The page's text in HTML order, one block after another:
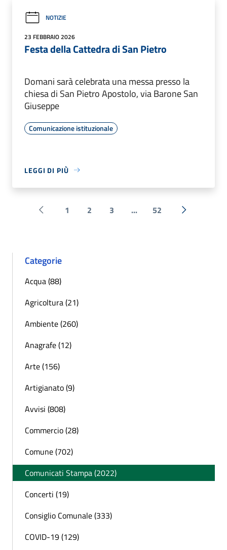
NOTIZIE
23 FEBBRAIO 2026
Festa della Cattedra di San Pietro
Domani sarà celebrata una messa presso la
chiesa di San Pietro Apostolo, via Barone San
Giuseppe
Comunicazione istituzionale
LEGGI DI PIÙ
Pagina precedente
1 2 3 ... 52 Successiva
Categorie
Acqua (88)
Agricoltura (21)
Ambiente (260)
Anagrafe (12)
Arte (156)
Artigianato (9)
Avvisi (808)
Commercio (28)
Comune (702)
Comunicati Stampa (2022)
Concerti (19)
Consiglio Comunale (333)
COVID-19 (129)